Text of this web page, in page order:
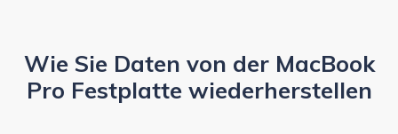
Überblick
Lösungen
Über uns
Recoverit für Windows
Funktionen
Wiederherstellung von Laufwerken
Wie Sie Daten von der MacBook
Pro Festplatte wiederherstellen